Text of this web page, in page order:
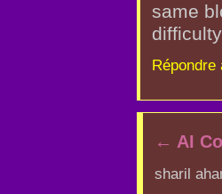
same
Répondre
← AI
sharil